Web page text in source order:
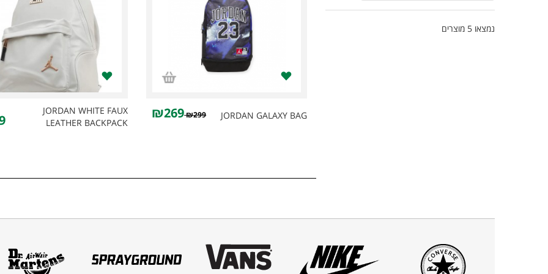
נמצאו 5 מוצרים
JORDAN GALAXY BAG
₪299
₪269
JORDAN WHITE FAUX
LEATHER BACKPACK